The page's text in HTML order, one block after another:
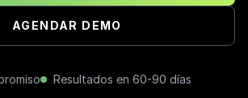
AGENDAR DEMO
Resultados en 60-90 días